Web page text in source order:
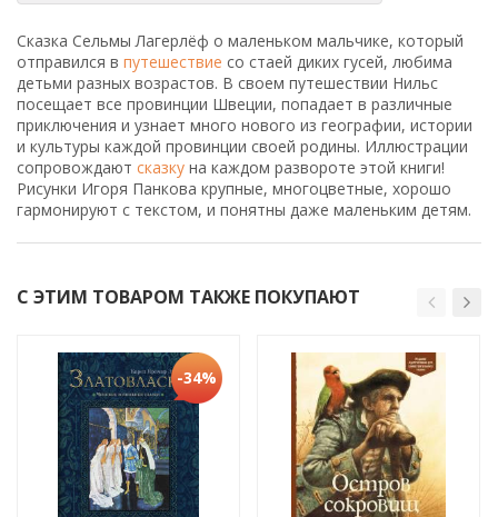
Сказка Сельмы Лагерлёф о маленьком мальчике, который
отправился в путешествие со стаей диких гусей, любима
детьми разных возрастов. В своем путешествии Нильс
посещает все провинции Швеции, попадает в различные
приключения и узнает много нового из географии, истории
и культуры каждой провинции своей родины. Иллюстрации
сопровождают сказку на каждом развороте этой книги!
Рисунки Игоря Панкова крупные, многоцветные, хорошо
гармонируют с текстом, и понятны даже маленьким детям.
С ЭТИМ ТОВАРОМ ТАКЖЕ ПОКУПАЮТ
-34%